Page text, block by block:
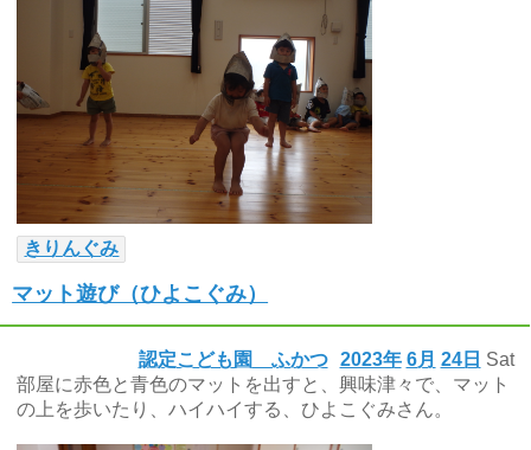
きりんぐみ
マット遊び（ひよこぐみ）
2023年 6月 24日 Sat
認定こども園 ふかつ
部屋に赤色と青色のマットを出すと、興味津々で、マット
の上を歩いたり、ハイハイする、ひよこぐみさん。